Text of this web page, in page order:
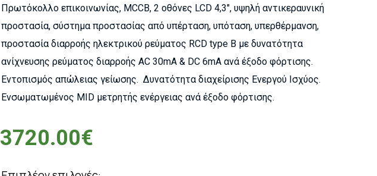
Πρωτόκολλο επικοινωνίας, MCCB, 2 οθόνες LCD 4,3", υψηλή αντικεραυνική
προστασία, σύστημα προστασίας από υπέρταση, υπόταση, υπερθέρμανση,
προστασία διαρροής ηλεκτρικού ρεύματος RCD type B με δυνατότητα
ανίχνευσης ρεύματος διαρροής AC 30mA & DC 6mA ανά έξοδο φόρτισης.
Εντοπισμός απώλειας γείωσης. Δυνατότητα διαχείρισης Ενεργού Ισχύος.
Ενσωματωμένος MID μετρητής ενέργειας ανά έξοδο φόρτισης.
3720.00€